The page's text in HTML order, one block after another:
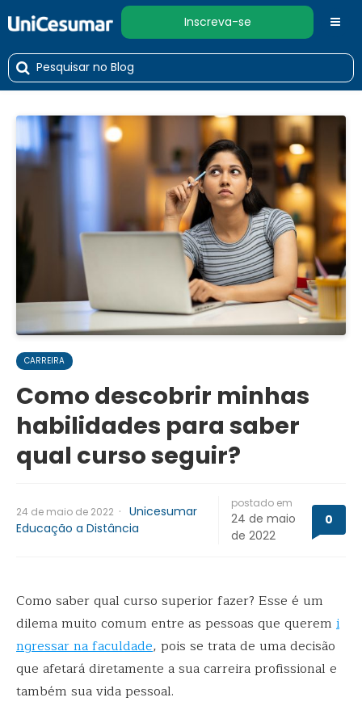
Inscreva-se
CARREIRA
Como descobrir minhas
habilidades para saber
qual curso seguir?
24 de maio de 2022 · Unicesumar
Educação a Distância
postado em
24 de maio
de 2022
0
Como saber qual curso superior fazer? Esse é um
dilema muito comum entre as pessoas que querem i
ngressar na faculdade, pois se trata de uma decisão
que afetará diretamente a sua carreira profissional e
também sua vida pessoal.